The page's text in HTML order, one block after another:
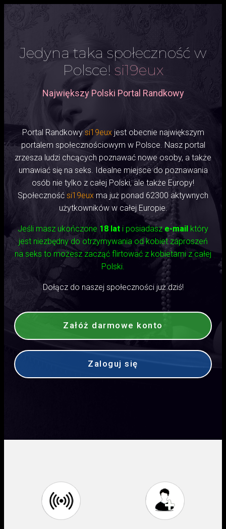
Jedyna taka społeczność w
Polsce! si19eux
Największy Polski Portal Randkowy
Portal Randkowysi19euxjest obecnie największym
portalem społecznościowym w Polsce. Nasz portal
zrzesza ludzi chcących poznawać nowe osoby, a także
umawiać się na seks. Idealne miejsce do poznawania
osób nie tylko z całej Polski, ale także Europy!
Społeczność si19eux ma już ponad 62300 aktywnych
użytkowników w całej Europie.
Jeśli masz ukończone 18 lat i posiadasze-mail który
jest niezbędny do otrzymywania od kobiet zaproszeń
na seks to możesz zacząć flirtować z kobietami z całej
Polski.
Dołącz do naszej społeczności już dziś!
Załóż darmowe konto
Zaloguj się